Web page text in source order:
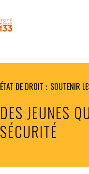
ÉTAT DE DROIT SOUTENIR
DES JEUNES
SÉCURITÉ